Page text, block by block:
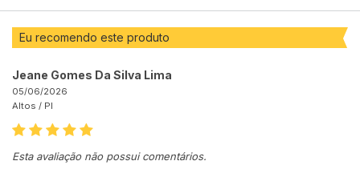
Eu recomendo este produto
Jeane Gomes Da Silva Lima
05/06/2026
Altos / PI
Esta avaliação não possui comentários.